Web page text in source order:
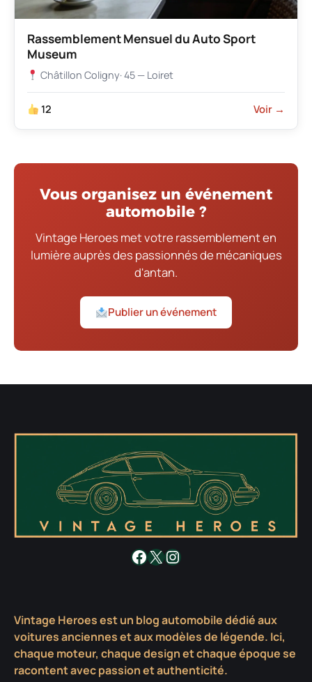
Rassemblement Mensuel du Auto Sport
Museum
Châtillon Coligny· 45 — Loiret
12 Voir →
Vous organisez un événement
automobile ?
Vintage Heroes met votre rassemblement en
lumière auprès des passionnés de mécaniques
d'antan.
Publier un événement
Facebook
X Instagram
Vintage Heroes est un blog automobile dédié aux
voitures anciennes et aux modèles de légende. Ici,
chaque moteur, chaque design et chaque époque se
racontent avec passion et authenticité.